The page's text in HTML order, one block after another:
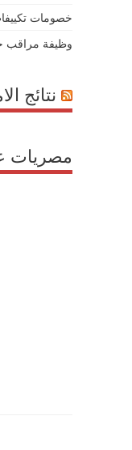
خصومات
وظيفة مراقب
نتائج
مصريات